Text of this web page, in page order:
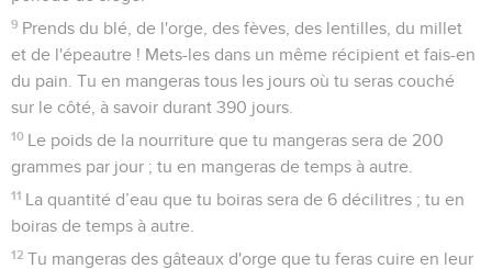
9 Prends du blé, de l'orge, des fèves, des lentilles, du millet
et de l'épeautre ! Mets-les dans un même récipient et fais-en
du pain. Tu en mangeras tous les jours où tu seras couché
sur le côté, à savoir durant 390 jours.
10 Le poids de la nourriture que tu mangeras sera de 200
grammes par jour ; tu en mangeras de temps à autre.
11 La quantité d’eau que tu boiras sera de 6 décilitres ; tu en
boiras de temps à autre.
12 Tu mangeras des gâteaux d'orge que tu feras cuire en leur